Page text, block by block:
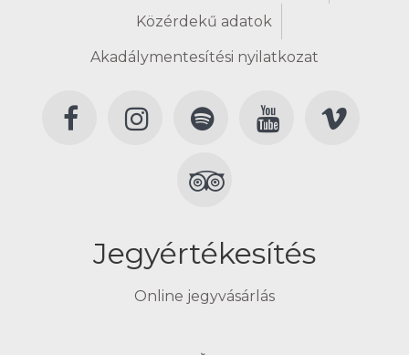
Közérdekű adatok
Akadálymentesítési nyilatkozat
Jegyértékesítés
Online jegyvásárlás